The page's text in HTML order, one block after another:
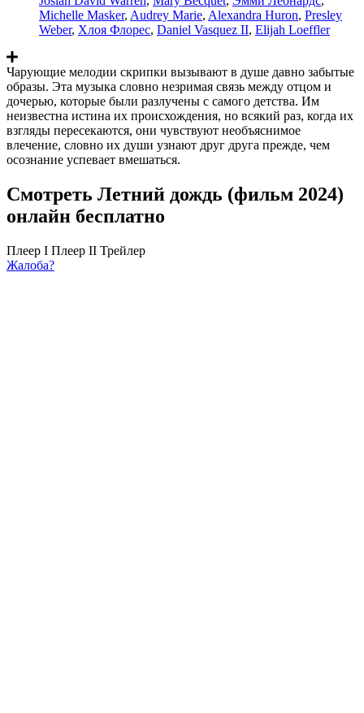
Michelle Masker, Audrey Marie, Alexandra Huron, Presley
Weber, Хлоя Флорес, Daniel Vasquez II, Elijah Loeffler
Чарующие мелодии скрипки вызывают в душе давно забытые
образы. Эта музыка словно незримая связь между отцом и
дочерью, которые были разлучены с самого детства. Им
неизвестна истина их происхождения, но всякий раз, когда их
взгляды пересекаются, они чувствуют необъяснимое
влечение, словно их души узнают друг друга прежде, чем
осознание успевает вмешаться.
Смотреть Летний дождь (фильм 2024)
онлайн бесплатно
Плеер I Плеер II Трейлер
Жалоба?